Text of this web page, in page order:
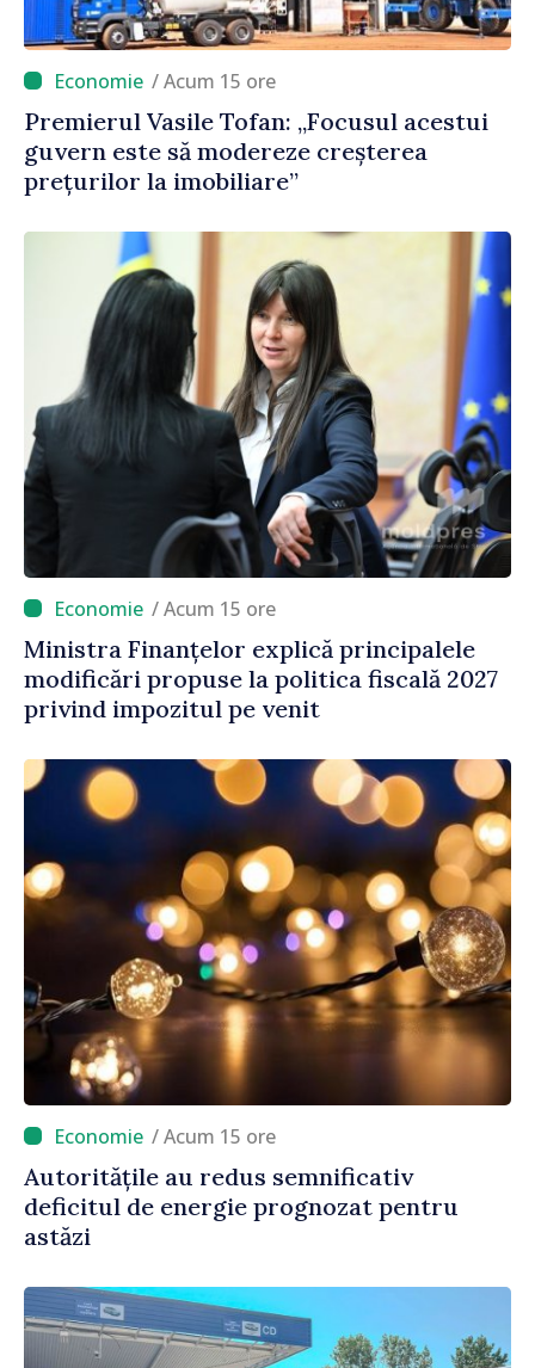
/ Acum 15 ore
Premierul Vasile Tofan: „Focusul acestui
guvern este să modereze creșterea
prețurilor la imobiliare”
/ Acum 15 ore
Ministra Finanțelor explică principalele
modificări propuse la politica fiscală 2027
privind impozitul pe venit
/ Acum 15 ore
Autoritățile au redus semnificativ
deficitul de energie prognozat pentru
astăzi